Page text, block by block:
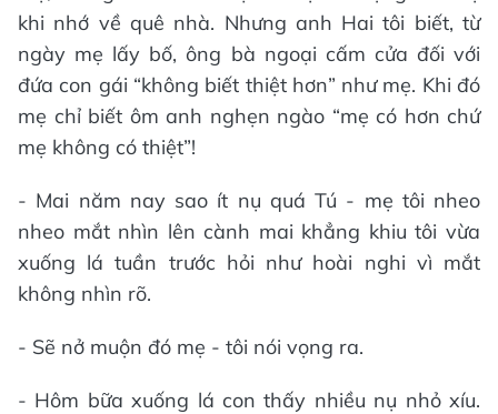
khi nhớ về quê nhà. Nhưng anh Hai tôi biết, từ
ngày mẹ lấy bố, ông bà ngoại cấm cửa đối với
đứa con gái “không biết thiệt hơn” như mẹ. Khi đó
mẹ chỉ biết ôm anh nghẹn ngào “mẹ có hơn chứ
mẹ không có thiệt”!
- Mai năm nay sao ít nụ quá Tú - mẹ tôi nheo
nheo mắt nhìn lên cành mai khẳng khiu tôi vừa
xuống lá tuần trước hỏi như hoài nghi vì mắt
không nhìn rõ.
- Sẽ nở muộn đó mẹ - tôi nói vọng ra.
- Hôm bữa xuống lá con thấy nhiều nụ nhỏ xíu.